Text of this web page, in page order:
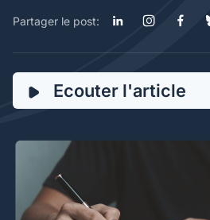
Partager le post:
Ecouter l'article